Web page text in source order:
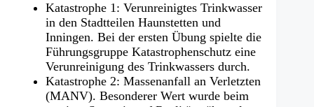
Katastrophe 1: Verunreinigtes Trinkwasser
in den Stadtteilen Haunstetten und
Inningen. Bei der ersten Übung spielte die
Führungsgruppe Katastrophenschutz eine
Verunreinigung des Trinkwassers durch.
Katastrophe 2: Massenanfall an Verletzten
(MANV). Besonderer Wert wurde beim